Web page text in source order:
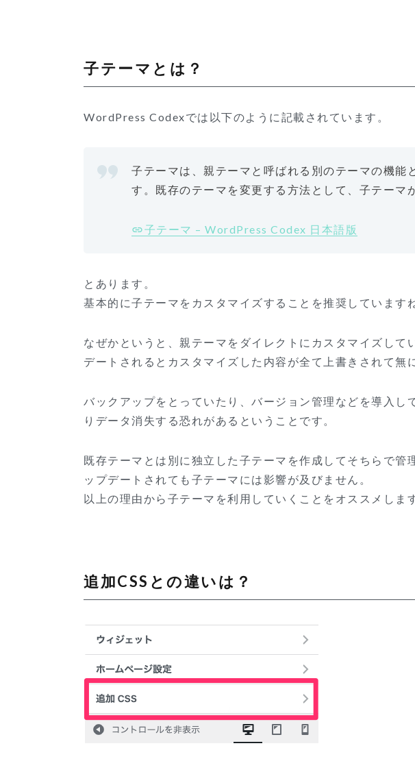
子テーマとは？
WordPress Codexでは以下のように記載されています。
子テーマは、親テーマと呼ばれる別のテーマの機能
す。既存のテーマを変更する方法として、子テーマ
子テーマ – WordPress Codex 日本語版
とあります。
基本的に子テーマをカスタマイズすることを推奨しています
なぜかというと、親テーマをダイレクトにカスタマイズして
デートされるとカスタマイズした内容が全て上書きされて無
バックアップをとっていたり、バージョン管理などを導入し
りデータ消失する恐れがあるということです。
既存テーマとは別に独立した子テーマを作成してそちらで管
ップデートされても子テーマには影響が及びません。
以上の理由から子テーマを利用していくことをオススメしま
追加CSSとの違いは？